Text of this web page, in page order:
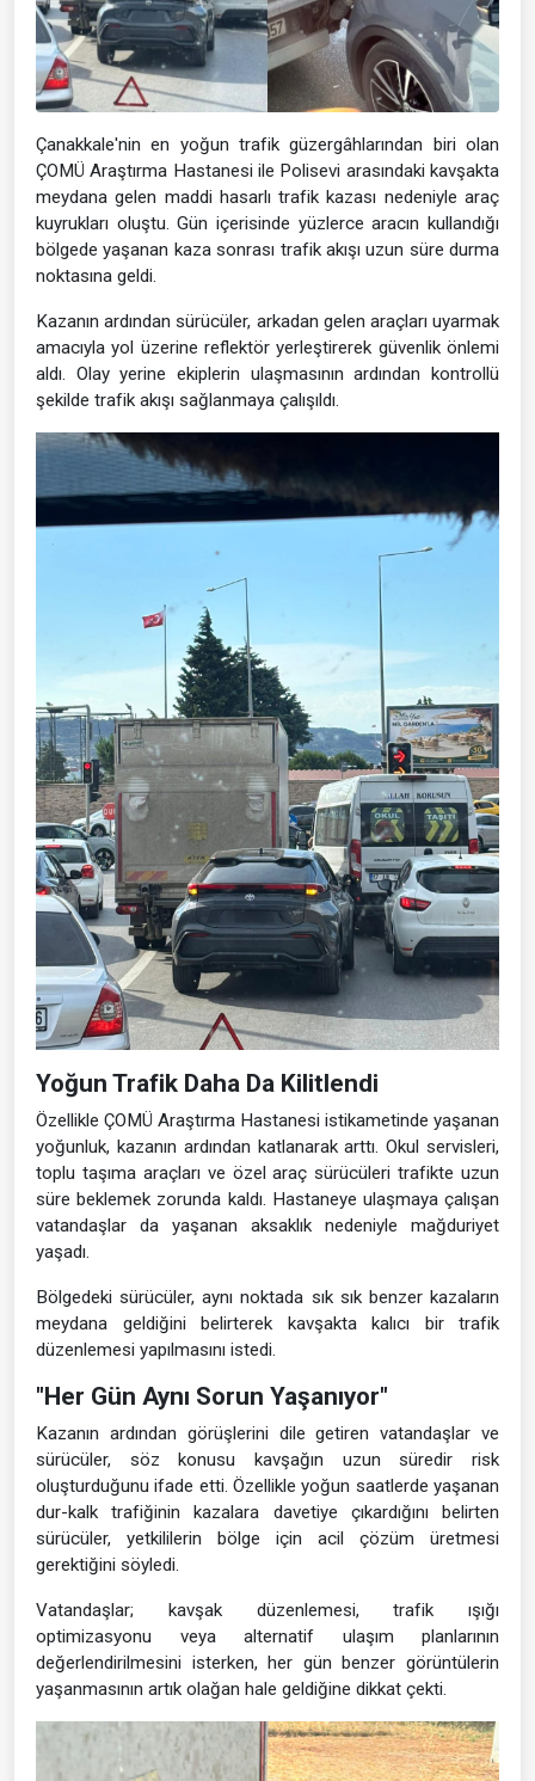
Çanakkale'nin en yoğun trafik güzergâhlarından biri olan
ÇOMÜ Araştırma Hastanesi ile Polisevi arasındaki kavşakta
meydana gelen maddi hasarlı trafik kazası nedeniyle araç
kuyrukları oluştu. Gün içerisinde yüzlerce aracın kullandığı
bölgede yaşanan kaza sonrası trafik akışı uzun süre durma
noktasına geldi.
Kazanın ardından sürücüler, arkadan gelen araçları uyarmak
amacıyla yol üzerine reflektör yerleştirerek güvenlik önlemi
aldı. Olay yerine ekiplerin ulaşmasının ardından kontrollü
şekilde trafik akışı sağlanmaya çalışıldı.
Yoğun Trafik Daha Da Kilitlendi
Özellikle ÇOMÜ Araştırma Hastanesi istikametinde yaşanan
yoğunluk, kazanın ardından katlanarak arttı. Okul servisleri,
toplu taşıma araçları ve özel araç sürücüleri trafikte uzun
süre beklemek zorunda kaldı. Hastaneye ulaşmaya çalışan
vatandaşlar da yaşanan aksaklık nedeniyle mağduriyet
yaşadı.
Bölgedeki sürücüler, aynı noktada sık sık benzer kazaların
meydana geldiğini belirterek kavşakta kalıcı bir trafik
düzenlemesi yapılmasını istedi.
"Her Gün Aynı Sorun Yaşanıyor"
Kazanın ardından görüşlerini dile getiren vatandaşlar ve
sürücüler, söz konusu kavşağın uzun süredir risk
oluşturduğunu ifade etti. Özellikle yoğun saatlerde yaşanan
dur-kalk trafiğinin kazalara davetiye çıkardığını belirten
sürücüler, yetkililerin bölge için acil çözüm üretmesi
gerektiğini söyledi.
Vatandaşlar; kavşak düzenlemesi, trafik ışığı
optimizasyonu veya alternatif ulaşım planlarının
değerlendirilmesini isterken, her gün benzer görüntülerin
yaşanmasının artık olağan hale geldiğine dikkat çekti.